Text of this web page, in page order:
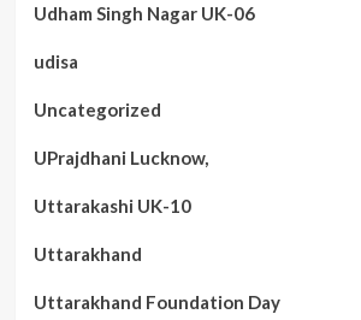
Udham Singh Nagar UK-06
udisa
Uncategorized
UPrajdhani Lucknow,
Uttarakashi UK-10
Uttarakhand
Uttarakhand Foundation Day